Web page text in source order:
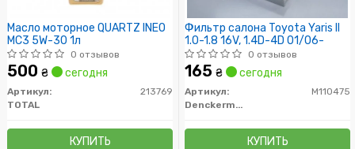
Масло моторное QUARTZ INEO
MC3 5W-30 1л
0 отзывов
500 ₴ сегодня
Артикул:
213769
TOTAL
КУПИТЬ
Фильтр салона Toyota Yaris II
1.0-1.8 16V, 1.4D-4D 01/06-
0 отзывов
165 ₴ сегодня
Артикул:
M110475
Denckermann
КУПИТЬ